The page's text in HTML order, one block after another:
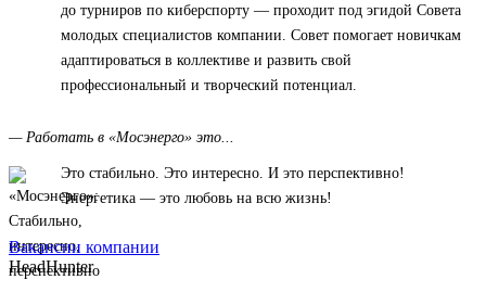
до турниров по киберспорту — проходит под эгидой Совета
молодых специалистов компании. Совет помогает новичкам
адаптироваться в коллективе и развить свой
профессиональный и творческий потенциал.
— Работать в «Мосэнерго» это...
Это стабильно. Это интересно. И это перспективно!
Энергетика — это любовь на всю жизнь!
Вакансии компании
HeadHunter